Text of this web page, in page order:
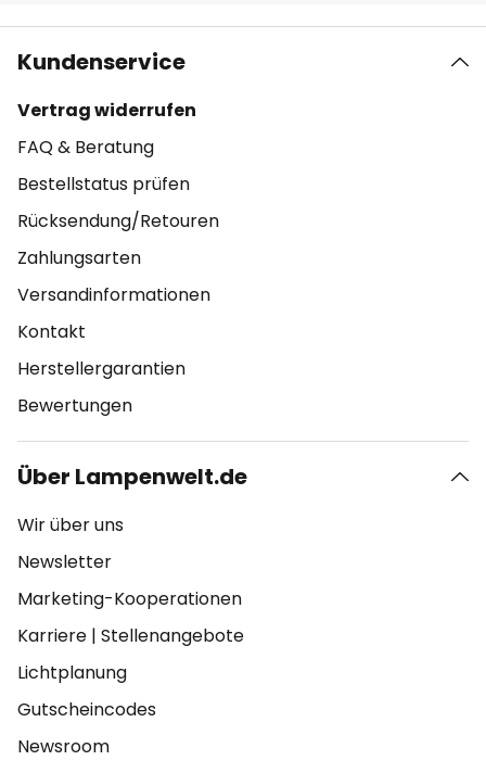
Kundenservice
Vertrag widerrufen
FAQ & Beratung
Bestellstatus prüfen
Rücksendung/Retouren
Zahlungsarten
Versandinformationen
Kontakt
Herstellergarantien
Bewertungen
Über Lampenwelt.de
Wir über uns
Newsletter
Marketing-Kooperationen
Karriere | Stellenangebote
Lichtplanung
Gutscheincodes
Newsroom